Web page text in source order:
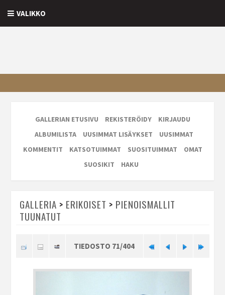
VALIKKO
GALLERIAN ETUSIVU REKISTERÖIDY
KIRJAUDU
ALBUMILISTA
UUSIMMAT LISÄYKSET
UUSIMMAT
KOMMENTIT
KATSOTUIMMAT SUOSITUIMMAT
OMAT
SUOSIKIT
HAKU
GALLERIA > ERIKOISET > PIENOISMALLIT
TUUNATUT
TIEDOSTO 71/404